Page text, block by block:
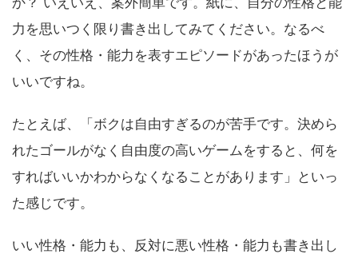
力を思いつく限り書き出してみてください。なるべ
く、その性格・能力を表すエピソードがあったほうが
いいですね。
たとえば、「ボクは自由すぎるのが苦手です。決めら
れたゴールがなく自由度の高いゲームをすると、何を
すればいいかわからなくなることがあります」といっ
た感じです。
いい性格・能力も、反対に悪い性格・能力も書き出し